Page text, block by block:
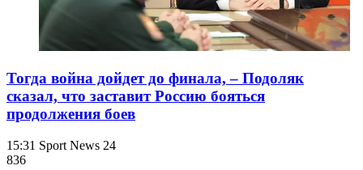
Тогда война дойдет до финала, – Подоляк
сказал, что заставит Россию бояться
продолжения боев
15:31 Sport News 24
836